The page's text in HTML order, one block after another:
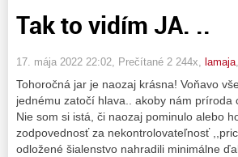
Tak to vidím JA. ..
17. mája 2022 22:02 , Prečítané 2 244x, lamaja
Tohoročná jar je naozaj krásna! Voňavo
jednému zatočí hlava.. akoby nám
Nie som si istá, či naozaj pominulo alebo
zodpovednosť za nekontrolovateľnosť
odložené šialenstvo nahradili minimálne